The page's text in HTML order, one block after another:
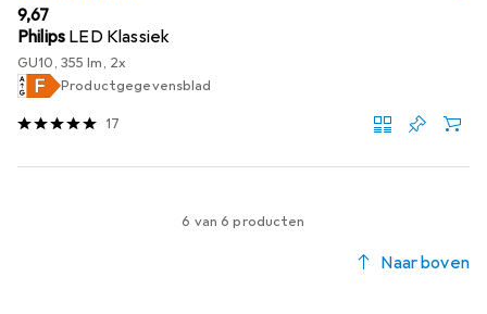
EUR
9,67
Philips LED Klassiek
GU10, 355 lm, 2x
Productgegevensblad
17
6 van 6 producten
Naar boven